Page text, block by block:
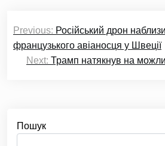
Навігація
записів
Previous: Російський дрон
французького авіаносця у Швеції
Next: Трамп натякнув на
Пошук